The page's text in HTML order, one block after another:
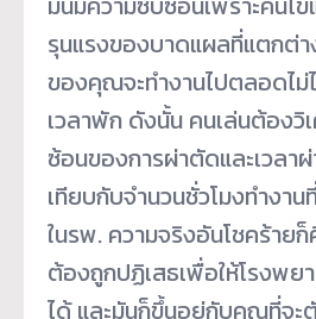
รุนแรงของบาดแผลที่แตกต่
ของคุณจะทำงานไปตลอดไ
เวลาพัก ดังนั้น คนเล่นต้องวิ
ซ้อนของการผ่าตัดและเวลา
เทียบกับจำนวนชั่วโมงทำงา
ในรพ. ความจริงอันโชคร้าย
ต้องถูกปฏิเสธเพื่อให้โรงพย
ได้ และมันก็ขึ้นอยู่กับคุณที่จะตั